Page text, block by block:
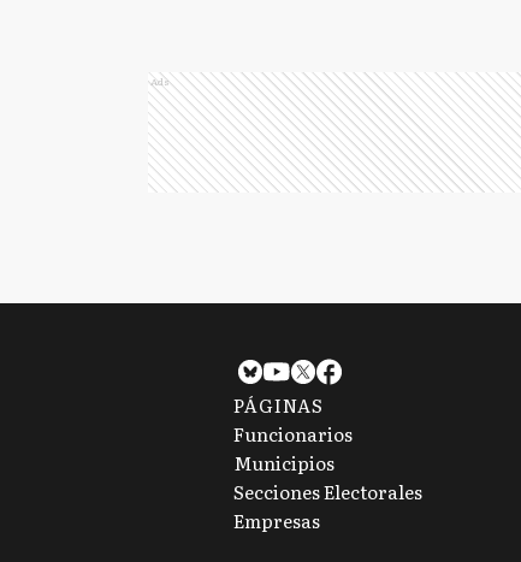
Ads
PÁGINAS
Funcionarios
Municipios
Secciones Electorales
Empresas